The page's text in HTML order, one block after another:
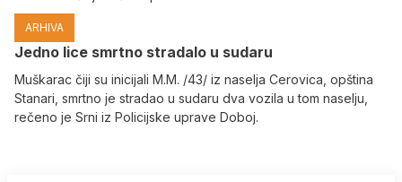
ARHIVA
Јedno lice smrtno stradalo u sudaru
Muškarac čiji su inicijali M.M. /43/ iz naselja Cerovica, opština
Stanari, smrtno je stradao u sudaru dva vozila u tom naselju,
rečeno je Srni iz Policijske uprave Doboj.